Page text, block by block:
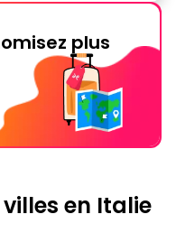
plus
en Italie